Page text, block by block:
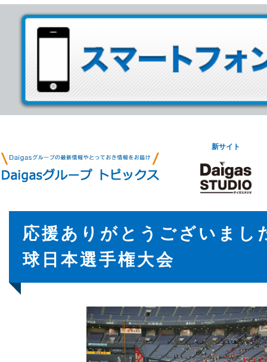
新サイト
応援ありがとうございま
球日本選手権大会